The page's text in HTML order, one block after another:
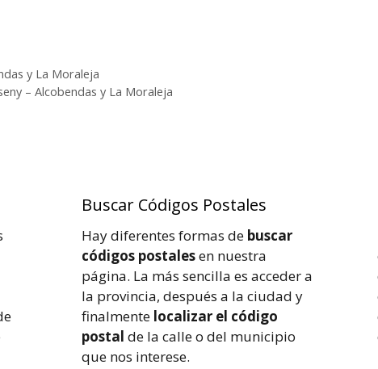
y La Moraleja
– Alcobendas y La Moraleja
Buscar Códigos Postales
Hay diferentes formas de buscar
códigos postalesen nuestra
página. La más sencilla es acceder a
la provincia, después a la ciudad y
finalmente localizar el código
postal de la calle o del municipio
que nos interese.